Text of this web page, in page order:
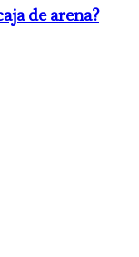
de arena?